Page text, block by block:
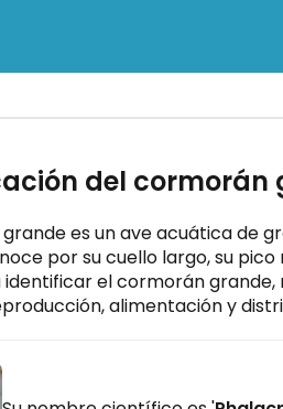
del cormorán
es un ave acuática de
por su cuello largo, su
el cormorán
alimentación y
la guía gratuita "Cómo
los cantos de aves en
minutos al día.